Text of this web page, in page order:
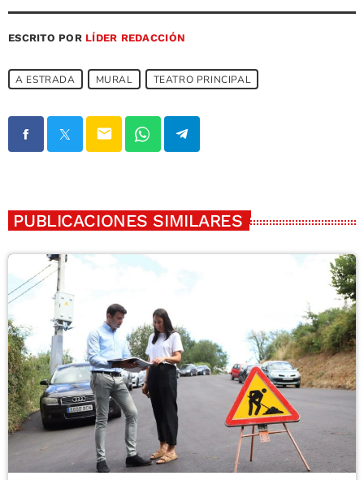
ESCRITO POR LÍDER REDACCIÓN
A ESTRADA MURAL TEATRO PRINCIPAL
email
PUBLICACIONES SIMILARES